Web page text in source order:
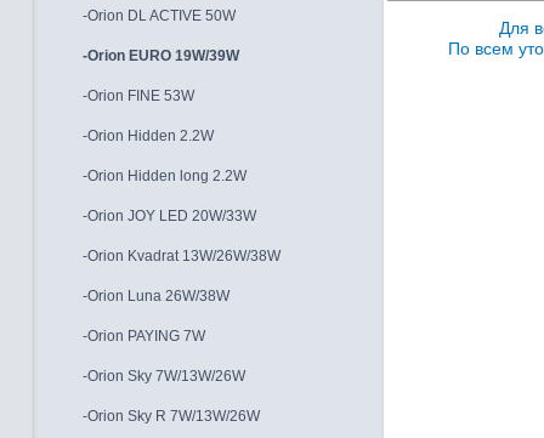
-Orion DL ACTIVE 50W
-Orion EURO 19W/39W
-Orion FINE 53W
-Orion Hidden 2.2W
-Orion Hidden long 2.2W
-Orion JOY LED 20W/33W
-Orion Kvadrat 13W/26W/38W
-Orion Luna 26W/38W
-Orion PAYING 7W
-Orion Sky 7W/13W/26W
-Orion Sky R 7W/13W/26W
Для
По всем